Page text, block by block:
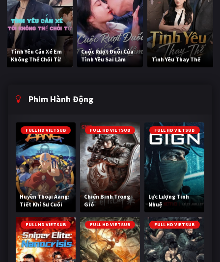
Tình Yêu Cắn Xé Em
Không Thể Chối Từ
Cuộc Rượt Đuổi Của
Tình Yêu Sai Lầm
Tình Yêu Thay Thế
Phim Hành Động
FULL HD VIETSUB
Huyền Thoại Aang:
Tiết Khí Sư Cuối
Cùng
FULL HD VIETSUB
Chiến Binh Trong
Gió
FULL HD VIETSUB
Lực Lượng Tinh
Nhuệ
FULL HD VIETSUB FULL HD VIETSUB FULL HD VIETSUB